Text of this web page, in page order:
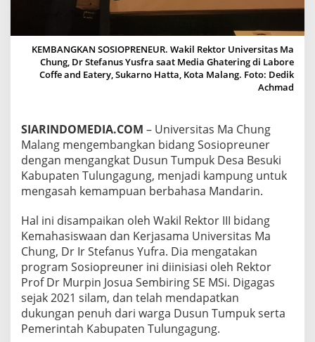
U
,
M
A
C
G
A
N
G
K
A
D
U
S
U
N
T
U
M
U
KEMBANGKAN SOSIOPRENEUR. Wakil Rektor Universitas Ma
Chung, Dr Stefanus Yusfra saat Media Ghatering di Labore
Coffe and Eatery, Sukarno Hatta, Kota Malang. Foto: Dedik
Achmad
SIARINDOMEDIA.COM – Universitas Ma Chung
Malang mengembangkan bidang Sosiopreuner
dengan mengangkat Dusun Tumpuk Desa Besuki
Kabupaten Tulungagung, menjadi kampung untuk
mengasah kemampuan berbahasa Mandarin.
Hal ini disampaikan oleh Wakil Rektor III bidang
Kemahasiswaan dan Kerjasama Universitas Ma
Chung, Dr Ir Stefanus Yufra. Dia mengatakan
program Sosiopreuner ini diinisiasi oleh Rektor
Prof Dr Murpin Josua Sembiring SE MSi. Digagas
sejak 2021 silam, dan telah mendapatkan
dukungan penuh dari warga Dusun Tumpuk serta
Pemerintah Kabupaten Tulungagung.